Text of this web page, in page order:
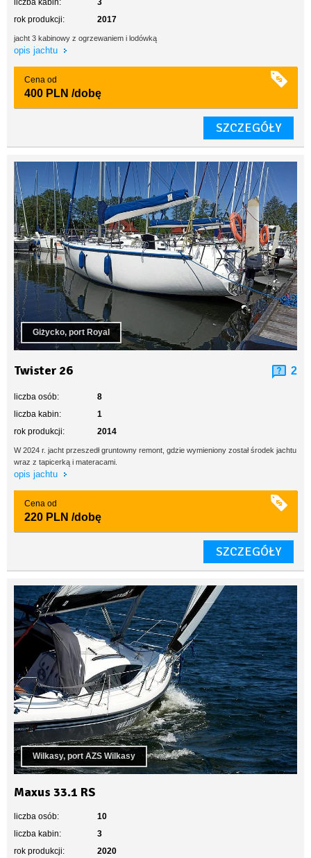
liczba kabin:
3
rok produkcji:
2017
jacht 3 kabinowy z ogrzewaniem i lodówką
opis jachtu
Cena od
400 PLN /dobę
SZCZEGÓŁY
Giżycko, port Royal
Twister 26 2
liczba osób:
8
liczba kabin:
1
rok produkcji:
2014
W 2024 r. jacht przeszedł gruntowny remont, gdzie wymieniony został środek jachtu
wraz z tapicerką i materacami.
opis jachtu
Cena od
220 PLN /dobę
SZCZEGÓŁY
Wilkasy, port AZS Wilkasy
Maxus 33.1 RS
liczba osób:
10
liczba kabin:
3
rok produkcji:
2020